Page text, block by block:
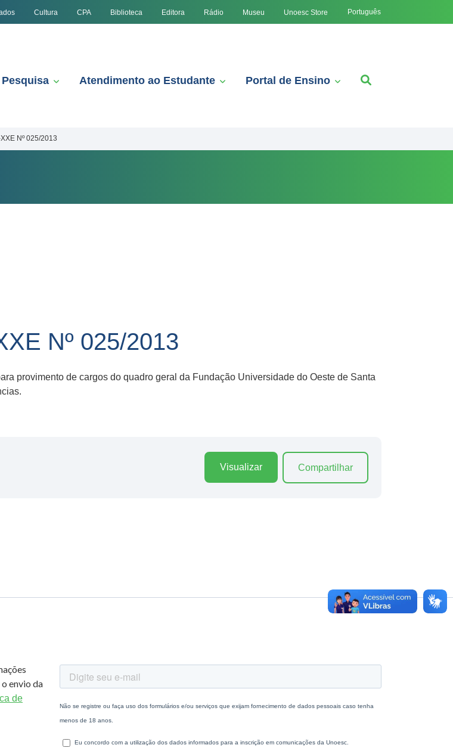
Cultura CPA Biblioteca Editora Rádio Museu Unoesc Store Português
Pesquisa Atendimento ao Estudante Portal de Ensino
Nº 025/2013
Nº 025/2013
provimento de cargos do quadro geral da Fundação Universidade do Oeste de Santa
Visualizar Compartilhar
envio da
de